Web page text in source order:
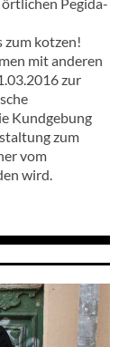
zum kotzen!
mit anderen
zur
Kundgebung
zum
vom
wird.